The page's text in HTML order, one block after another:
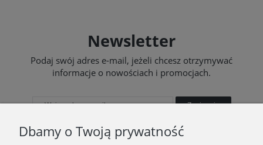
Newsletter
Podaj swój adres e-mail, jeżeli chcesz otrzymywać
informacje o nowościach i promocjach.
Zapisz się
Dbamy o Twoją prywatność